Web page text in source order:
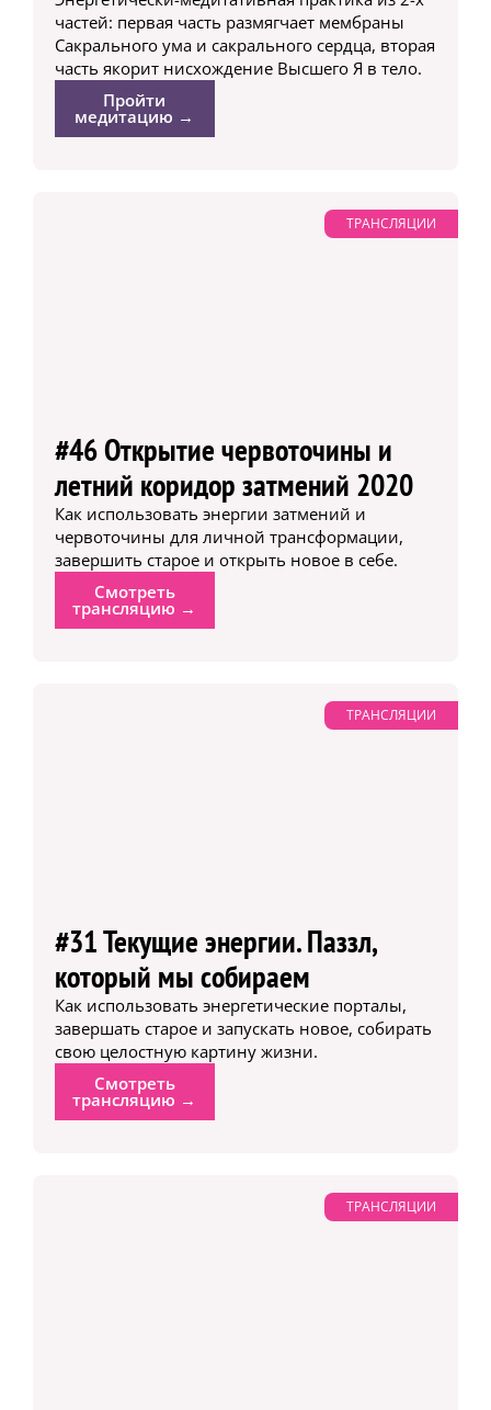
частей: первая часть размягчает мембраны
Сакрального ума и сакрального сердца, вторая
часть якорит нисхождение Высшего Я в тело.
Пройти
медитацию →
ТРАНСЛЯЦИИ
#46 Открытие червоточины и
летний коридор затмений 2020
Как использовать энергии затмений и
червоточины для личной трансформации,
завершить старое и открыть новое в себе.
Смотреть
трансляцию →
ТРАНСЛЯЦИИ
#31 Текущие энергии. Паззл,
который мы собираем
Как использовать энергетические порталы,
завершать старое и запускать новое, собирать
свою целостную картину жизни.
Смотреть
трансляцию →
ТРАНСЛЯЦИИ